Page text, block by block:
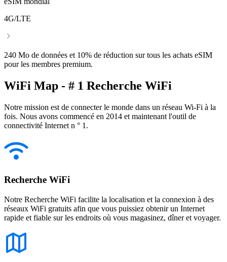
4G/LTE
240 Mo de données et 10% de réduction sur tous les achats eSIM
pour les membres premium.
WiFi Map - # 1 Recherche WiFi
Notre mission est de connecter le monde dans un réseau Wi-Fi à la
fois. Nous avons commencé en 2014 et maintenant l'outil de
connectivité Internet n ° 1.
Recherche WiFi
Notre Recherche WiFi facilite la localisation et la connexion à des
réseaux WiFi gratuits afin que vous puissiez obtenir un Internet
rapide et fiable sur les endroits où vous magasinez, dîner et voyager.